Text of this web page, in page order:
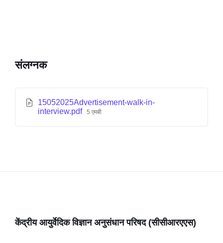
संलग्नक
15052025Advertisement-walk-in-
interview.pdf 5 एमबी
केंद्रीय आयुर्वेदिक विज्ञान अनुसंधान परिषद (सीसीआरएएस)